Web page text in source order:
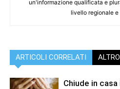
un'informazione qualificata e
livello regionale
ARTICOLI CORRELATI
Chiude in